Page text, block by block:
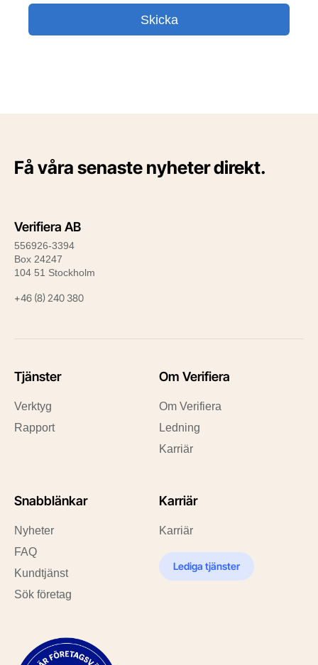
Få våra senaste nyheter direkt.
Verifiera AB
556926-3394
Box 24247
104 51 Stockholm
+46 (8) 240 380
Tjänster
Verktyg
Rapport
Om Verifiera
Om Verifiera
Ledning
Karriär
Snabblänkar
Nyheter
FAQ
Kundtjänst
Sök företag
Karriär
Karriär
Lediga tjänster